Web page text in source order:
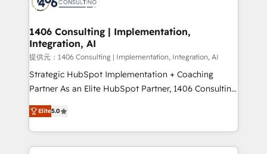
allowing companies to optimize processes and meet
the needs of the customer. We are part of Impresoft
Group, a group of specialized and complementary
companies that divide their offer into 4
Competence Centers: Smart Manufacturing,
The synergies generated by these integrations,
together with the combination of talents, skills,
1406 Consulting | Implementation,
Integration, AI
提供元：1406 Consulting | Implementation, Integration, AI
Strategic HubSpot Implementation + Coaching
Partner As an Elite HubSpot Partner, 1406 Consulting
helps mid-market revenue teams transform how
they sell, market, and serve. We don't just build your
HubSpot—we teach your team to own it, then stay
to help you keep winning. What We Do ⚙️ CRM
Elite5.0